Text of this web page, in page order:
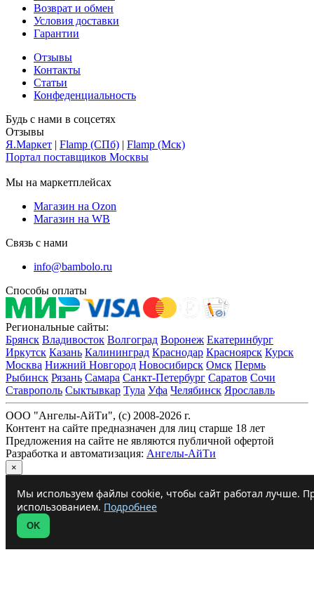
Возврат и обмен
Условия доставки
Гарантии
Отзывы
Контакты
Статьи
Конфеденциальность
Будь с нами в соцсетях
Отзывы
Я.Маркет | Flamp (СПб) | Flamp (Мск)
Портал поставщиков Москвы
Мы на маркетплейсах
Магазин на Ozon
Магазин на WB
Связь с нами
info@bambolo.ru
Способы оплаты
Региональные сайты:
Брянск Владивосток Волгоград Воронеж Екатеринбург
Иркутск Казань Калининград Краснодар Красноярск Курск
Москва Нижний Новгород Новосибирск Омск Пермь
Рыбинск Рязань Самара Санкт-Петербург Саратов Сочи
Ставрополь Сыктывкар Тула Уфа Челябинск Ярославль
ООО "Ангелы-АйТи", (c) 2008-2026 г.
Контент на сайте предназначен для лиц старше 18 лет
Предложения на сайте не являются публичной офертой
Разработка и автоматизация: Ангелы-АйТи
×
Мы используем файлы cookie, чтобы сайт работал лучше.
использованием. Подробнее
OK